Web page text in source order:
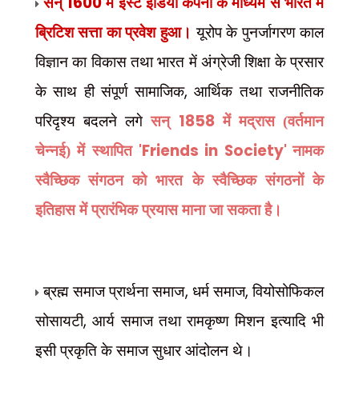
ब्रिटिश सत्ता का प्रवेश हुआ। यूरोप के पुनर्जागरण काल
विज्ञान का विकास तथा भारत में अंग्रेजी शिक्षा के प्रसार
के साथ ही संपूर्ण सामाजिक,आर्थिक तथा राजनीतिक
परिदृश्य बदलने लगेसन् 1858में मद्रास (वर्तमान
चेन्नई) में स्थापित 'Friends in Society'नामक
स्वैच्छिक संगठन को भारत के स्वैच्छिक संगठनों के
इतिहास में प्रारंभिक प्रयास माना जा सकता है।
ब्रह्म समाज प्रार्थना समाज, धर्म समाज,वियोसोफिकल
सोसायटी,आर्य समाज तथा रामकृष्ण मिशन इत्यादि भी
इसी प्रकृति के समाज सुधार आंदोलन थे।